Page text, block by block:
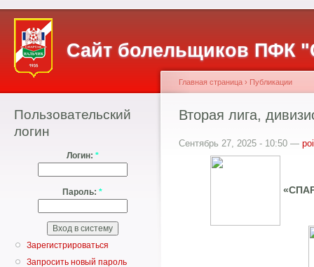
Сайт болельщиков ПФК
Пользовательский
логин
Логин: *
Пароль: *
Зарегистрироваться
Запросить новый пароль
Главная страница › Публикации
Вторая лига,
Сентябрь 27, 2025 - 10:50 —